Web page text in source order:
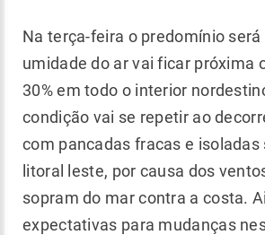
Na terça-feira o predomínio será
umidade do ar vai ficar próxima
30% em todo o interior
condição vai se repetir ao
com pancadas fracas e isoladas
litoral leste, por causa dos
sopram do mar contra a costa.
expectativas para mudanças